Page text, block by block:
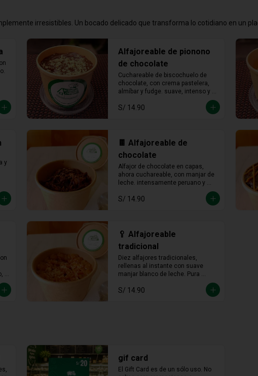
irresistibles. Un bocado delicado que transforma lo cotidiano en un
Alfajoreable de pionono
de chocolate
Cuchareable de biscochuelo de
chocolate, con crema pastelera,
almíbar y fudge. suave, intenso y
cucharada.
S/ 14.90
y
🍫 Alfajoreable de
chocolate
Alfajor de chocolate en capas,
ahora cuchareable, con manjar de
leche. intensamente peruano y
cada cucharada.
S/ 14.90
🥄 Alfajoreable
tradicional
Diez alfajores tradicionales,
rellenas al instante con suave
manjar blanco de leche. Pura
S/ 14.90
gif card
El Gift Card es de un sólo uso. No